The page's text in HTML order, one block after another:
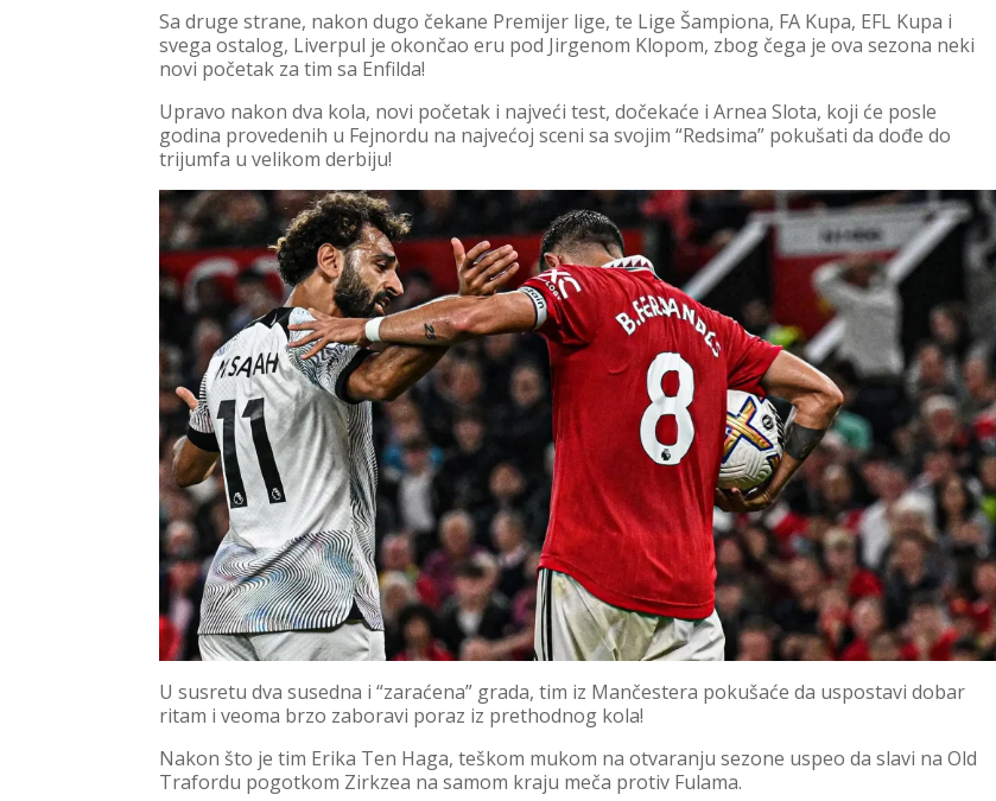
Sa druge strane, nakon dugo čekane Premijer lige, te Lige Šampiona, FA Kupa, EFL Kupa i
svega ostalog, Liverpul je okončao eru pod Jirgenom Klopom, zbog čega je ova sezona neki
novi početak za tim sa Enfilda!
Upravo nakon dva kola, novi početak i najveći test, dočekaće i Arnea Slota, koji će posle
godina provedenih u Fejnordu na najvećoj sceni sa svojim “Redsima” pokušati da dođe do
trijumfa u velikom derbiju!
U susretu dva susedna i “zaraćena” grada, tim iz Mančestera pokušaće da uspostavi dobar
ritam i veoma brzo zaboravi poraz iz prethodnog kola!
Nakon što je tim Erika Ten Haga, teškom mukom na otvaranju sezone uspeo da slavi na Old
Trafordu pogotkom Zirkzea na samom kraju meča protiv Fulama.